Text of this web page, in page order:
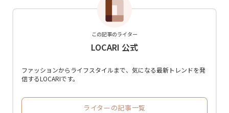
この記事のライター
LOCARI 公式
ファッションからライフスタイルまで、気になる最新トレンドを発
信するLOCARIです。
ライターの記事一覧